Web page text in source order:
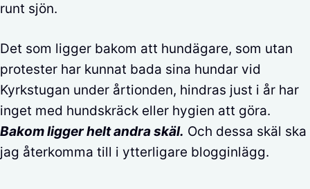
runt sjön.
Det som ligger bakom att hundägare, som utan
protester har kunnat bada sina hundar vid
Kyrkstugan under årtionden, hindras just i år har
inget med hundskräck eller hygien att göra.
Bakom ligger helt andra skäl. Och dessa skäl ska
jag återkomma till i ytterligare blogginlägg.